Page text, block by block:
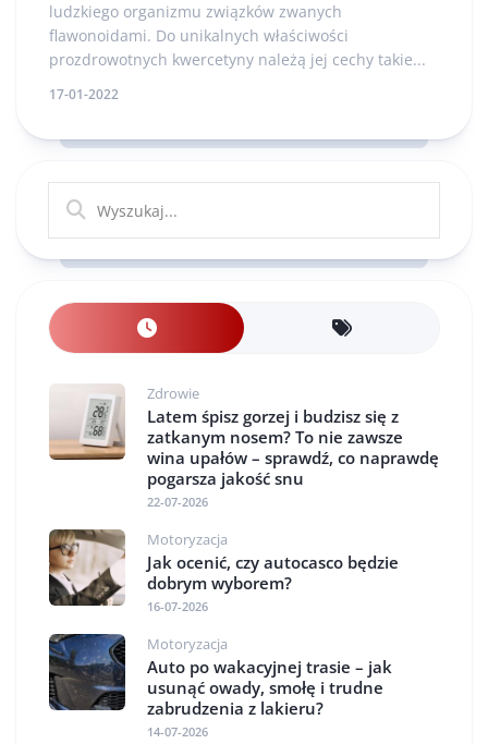
ludzkiego organizmu związków zwanych
flawonoidami. Do unikalnych właściwości
prozdrowotnych kwercetyny należą jej cechy takie...
17-01-2022
Zdrowie
Latem śpisz gorzej i budzisz się z
zatkanym nosem? To nie zawsze
wina upałów – sprawdź, co naprawdę
pogarsza jakość snu
22-07-2026
Motoryzacja
Jak ocenić, czy autocasco będzie
dobrym wyborem?
16-07-2026
Motoryzacja
Auto po wakacyjnej trasie – jak
usunąć owady, smołę i trudne
zabrudzenia z lakieru?
14-07-2026